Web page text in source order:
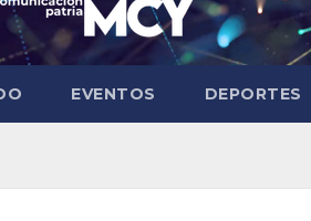
EVENTOS DEPORTES